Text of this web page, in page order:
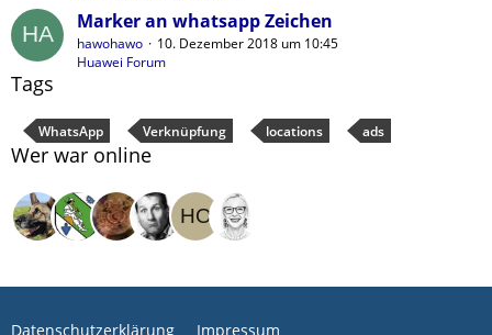
Marker an whatsapp Zeichen
hawohawo
10. Dezember 2018 um 10:45
Huawei Forum
Tags
WhatsApp Verknüpfung locations ads
Wer war online
Datenschutzerklärung Impressum